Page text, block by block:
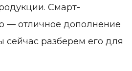
Смарт-
— отличное дополнение
сейчас разберем его для